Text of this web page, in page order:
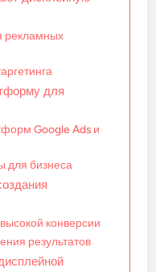
рекламных
для
Google Ads и
для бизнеса
конверсии
результатов